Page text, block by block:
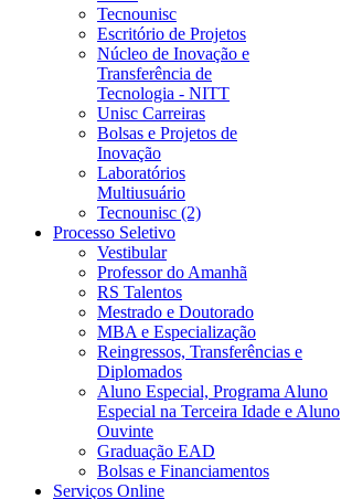
Tecnounisc
Escritório de Projetos
Núcleo de Inovação e
Transferência de
Tecnologia - NITT
Unisc Carreiras
Bolsas e Projetos de
Inovação
Laboratórios
Multiusuário
Tecnounisc (2)
Processo Seletivo
Vestibular
Professor do Amanhã
RS Talentos
Mestrado e Doutorado
MBA e Especialização
Reingressos, Transferências e
Diplomados
Aluno Especial, Programa Aluno
Especial na Terceira Idade e Aluno
Ouvinte
Graduação EAD
Bolsas e Financiamentos
Serviços Online